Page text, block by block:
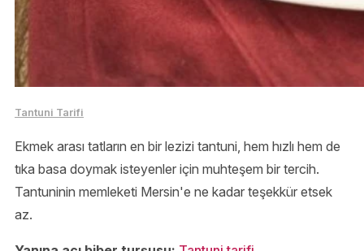
Tantuni Tarifi
Ekmek arası tatların en bir lezizi tantuni, hem hızlı hem de
tıka basa doymak isteyenler için muhteşem bir tercih.
Tantuninin memleketi Mersin'e ne kadar teşekkür etsek
az.